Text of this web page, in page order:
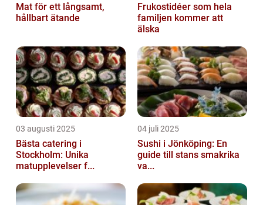
Mat för ett långsamt,
hållbart ätande
Frukostidéer som hela
familjen kommer att
älska
03 augusti 2025
Bästa catering i
Stockholm: Unika
matupplevelser f...
04 juli 2025
Sushi i Jönköping: En
guide till stans smakrika
va...